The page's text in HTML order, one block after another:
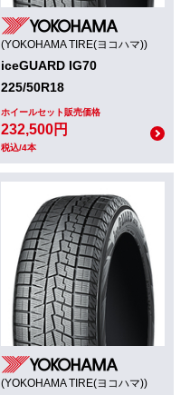
(YOKOHAMA TIRE(ヨコハマ))
iceGUARD IG70
225/50R18
ホイールセット販売価格
232,500円
税込/4本
(YOKOHAMA TIRE(ヨコハマ))